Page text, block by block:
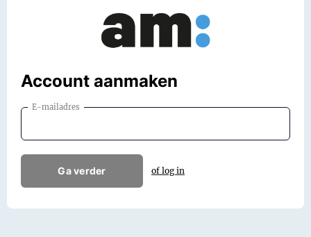
Account aanmaken
E-mailadres
Ga verder of log in